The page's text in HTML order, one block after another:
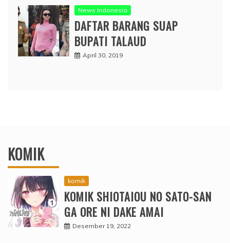
News Indonesia
DAFTAR BARANG SUAP
BUPATI TALAUD
April 30, 2019
KOMIK
komik
KOMIK SHIOTAIOU NO SATO-SAN
GA ORE NI DAKE AMAI
Desember 19, 2022